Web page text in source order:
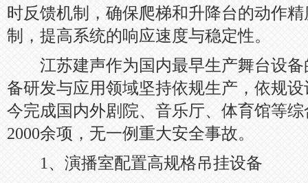
时反馈机制，确保爬梯和升降台的动作
制，提高系统的响应速度与稳定性。
江苏建声作为国内最早生产舞台设备
备研发与应用领域坚持依规生产，依规
今完成国内外剧院、音乐厅、体育馆等
2000余项，无一例重大安全事故。
1、演播室配置高规格吊挂设备